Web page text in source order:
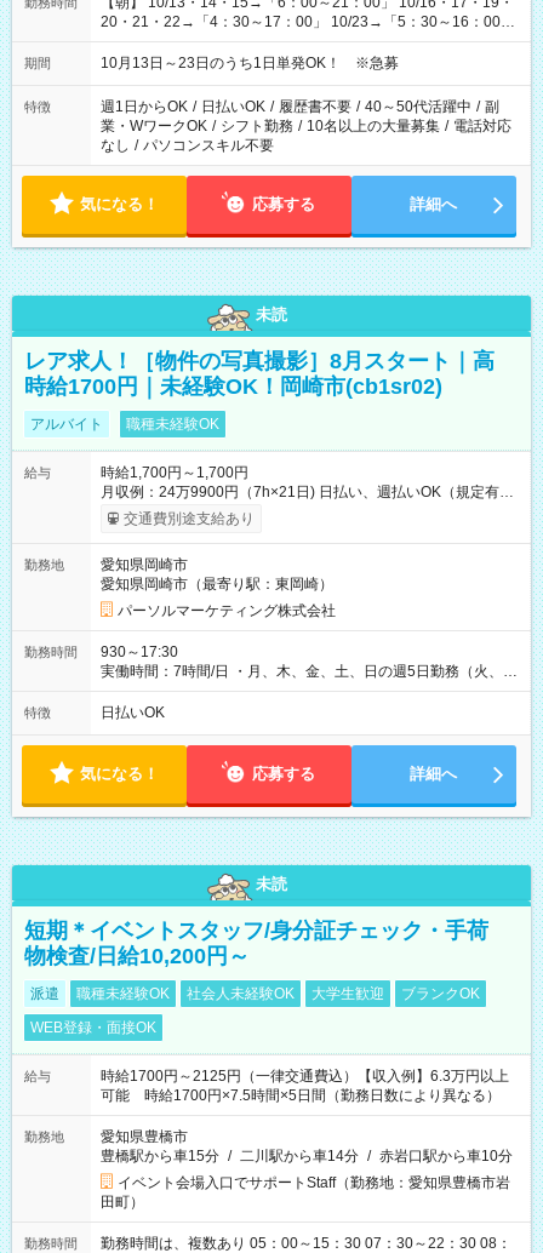
20・21・22→「4：30～17：00」 10/23→「5：30～16：00」
【夕方】 10/16・17・19～21→「17：00～26：00」
10/22→「17：00～24：30」 10/23→「16：00～23：00」 ＊
け、夕方だけ、などもOKです！
期間 10月13日～23日のうち1日単発OK！ ※急募
特徴 週1日からOK / 日払いOK / 履歴書不要 / 40～50代活躍中 / 副
業・WワークOK / シフト勤務 / 10名以上の大量募集 / 電話対応
なし / パソコンスキル不要
気になる！ 応募する 詳細へ
未読
レア求人！［物件の写真撮影］8月スタート｜高
時給1700円｜未経験OK！岡崎市(cb1sr02)
アルバイト 職種未経験OK
給与
時給1,700円～1,700円
月収例：24万9900円（7h×21日) 日払い、週払いOK（規定有
り） 【試用期間】試用期間なし
交通費別途支給あり
勤務地
愛知県岡崎市
愛知県岡崎市（最寄り駅：東岡崎）
パーソルマーケティング株式会社
勤務時間
930～17:30
実働時間：7時間/日 ・月、木、金、土、日の週5日勤務（火、水
は固定休です／夏季、年末年始等、長期休暇有り！） ・ワンシ
フト！ 残業ほぼナシ（0～5h/月）
特徴 日払いOK
気になる！ 応募する 詳細へ
未読
短期＊イベントスタッフ/身分証チェック・手荷
物検査/日給10,200円～
派遣 職種未経験OK 社会人未経験OK 大学生歓迎
ブランクOK
WEB登録・面接OK
給与
時給1700円～2125円（一律交通費込）【収入例】6.3万円以上
可能 時給1700円×7.5時間×5日間（勤務日数により異なる）
勤務地
愛知県豊橋市
豊橋駅から車15分 / 二川駅から車14分 / 赤岩口駅から車10分
イベント会場入口でサポートStaff（勤務地：愛知県豊橋市岩
田町）
勤務時間
勤務時間は、複数あり 05：00～15：30 07：30～22：30 08：